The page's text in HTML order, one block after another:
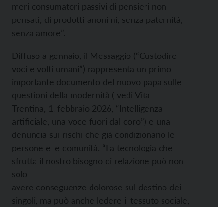
meri consumatori passivi di pensieri non
pensati, di prodotti anonimi, senza paternità,
senza amore”.
Diffuso a gennaio, il Messaggio (“Custodire
voci e volti umani”) rappresenta un primo
importante documento del nuovo papa sulle
questioni della modernità ( vedi Vita
Trentina, 1. febbraio 2026, “Intelligenza
artificiale, una voce fuori dal coro”) e una
denuncia sui rischi che già condizionano le
persone e le comunità. “La tecnologia che
sfrutta il nostro bisogno di relazione può non
solo
avere conseguenze dolorose sul destino dei
singoli, ma può anche ledere il tessuto sociale,